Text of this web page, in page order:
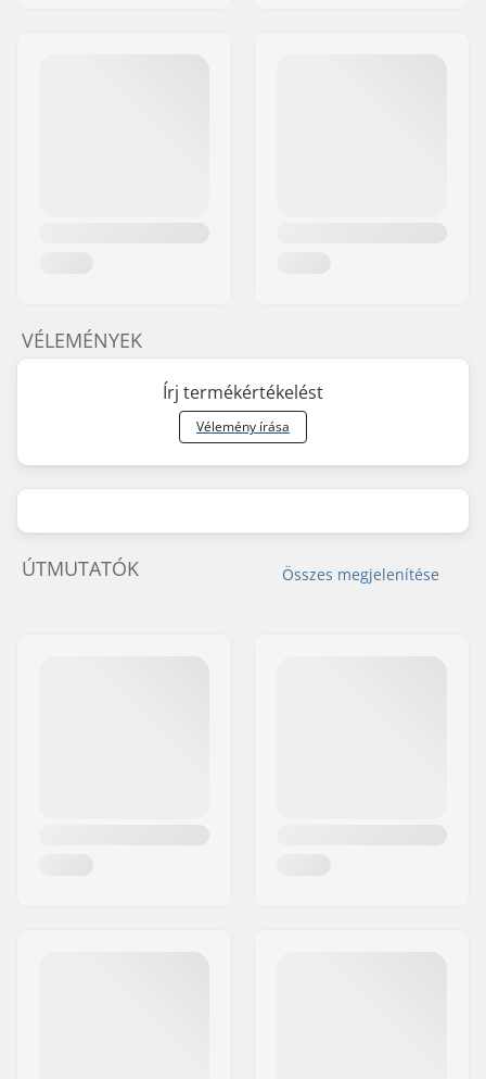
VÉLEMÉNYEK
Írj termékértékelést
Vélemény írása
Összes megjelenítése
ÚTMUTATÓK